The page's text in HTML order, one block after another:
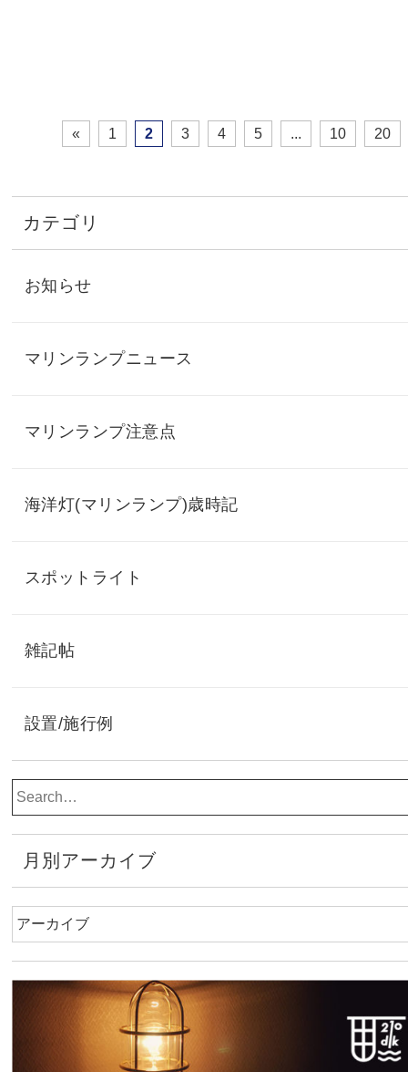
« 1 2 3 4 5 ... 10 20
カテゴリ
お知らせ
マリンランプニュース
マリンランプ注意点
海洋灯(マリンランプ)歳時記
スポットライト
雑記帖
設置/施行例
月別アーカイブ